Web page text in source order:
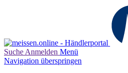
Suche Anmelden Menü
Navigation überspringen